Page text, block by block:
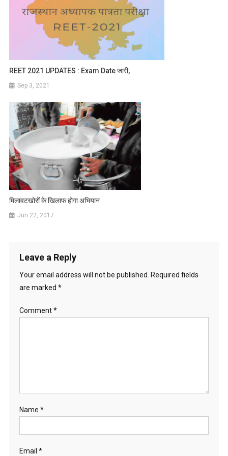
REET 2021 UPDATES : Exam Date जारी,
Sep 3, 2021
मिलावटखोरों के खिलाफ होगा अभियान
Jun 22, 2017
Leave a Reply
Your email address will not be published.
Required fields
are marked *
Comment*
Name *
Email *